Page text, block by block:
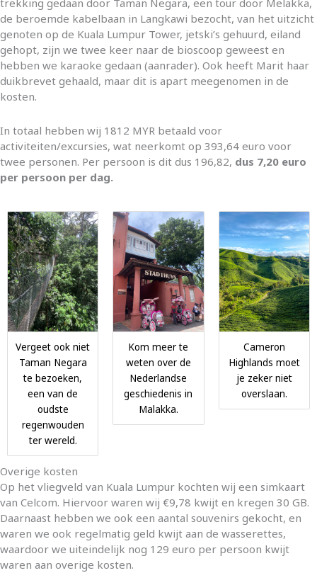
trekking gedaan door Taman Negara, een tour door Melakka,
de beroemde kabelbaan in Langkawi bezocht, van het uitzicht
genoten op de Kuala Lumpur Tower, jetski’s gehuurd, eiland
gehopt, zijn we twee keer naar de bioscoop geweest en
hebben we karaoke gedaan (aanrader). Ook heeft Marit haar
duikbrevet gehaald, maar dit is apart meegenomen in de
kosten.
In totaal hebben wij 1812 MYR betaald voor
activiteiten/excursies, wat neerkomt op 393,64 euro voor
twee personen. Per persoon is dit dus 196,82, dus 7,20 euro
per persoon per dag.
Vergeet ook niet
Taman Negara
te bezoeken,
een van de
oudste
regenwouden
ter wereld.
Kom meer te
weten over de
Nederlandse
geschiedenis in
Malakka.
Cameron
Highlands moet
je zeker niet
overslaan.
Overige kosten
Op het vliegveld van Kuala Lumpur kochten wij een simkaart
van Celcom. Hiervoor waren wij €9,78 kwijt en kregen 30 GB.
Daarnaast hebben we ook een aantal souvenirs gekocht, en
waren we ook regelmatig geld kwijt aan de wasserettes,
waardoor we uiteindelijk nog 129 euro per persoon kwijt
waren aan overige kosten.